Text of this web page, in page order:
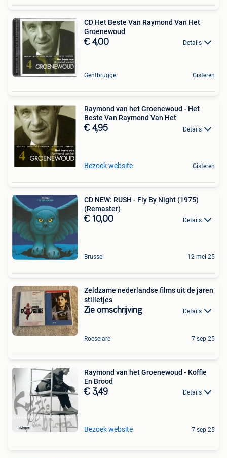
CD Het Beste Van Raymond Van Het
Groenewoud
€ 4,00 Details
Gentbrugge Gisteren
Raymond van het Groenewoud - Het
Beste Van Raymond Van Het
€ 4,95 Details
Bezoek website Gisteren
CD NEW: RUSH - Fly By Night (1975)
(Remaster)
€ 10,00 Details
Brussel 12 mei 25
Zeldzame nederlandse films uit de jaren
stilletjes
Zie omschrijving Details
Roeselare 7 sep 25
Raymond van het Groenewoud - Koffie
En Brood
€ 3,49 Details
Bezoek website 7 sep 25